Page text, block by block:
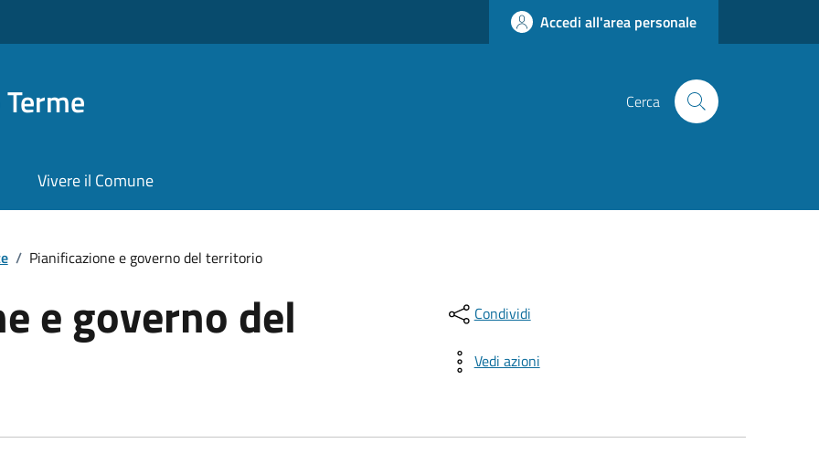
Accedi all'area personale
Cerca
Vivere il Comune
/ Pianificazione e governo del territorio
e governo del Condividi
Vedi azioni